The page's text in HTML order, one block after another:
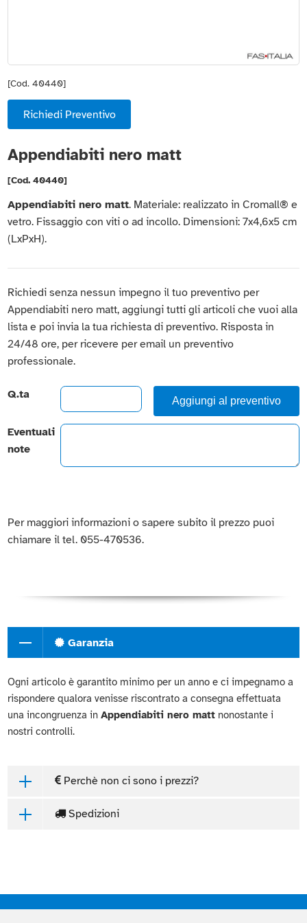
[Cod. 40440]
Richiedi Preventivo
Appendiabiti nero matt
[Cod. 40440]
Appendiabiti nero matt. Materiale: realizzato in Cromall® e
vetro. Fissaggio con viti o ad incollo. Dimensioni: 7x4,6x5 cm
(LxPxH).
Richiedi senza nessun impegno il tuo preventivo per
Appendiabiti nero matt, aggiungi tutti gli articoli che vuoi alla
lista e poi invia la tua richiesta di preventivo. Risposta in
24/48 ore, per ricevere per email un preventivo
professionale.
Q.ta Aggiungi al preventivo
Eventuali
note
Per maggiori informazioni o sapere subito il prezzo puoi
chiamare il tel. 055-470536.
Garanzia
Ogni articolo è garantito minimo per un anno e ci impegnamo a
rispondere qualora venisse riscontrato a consegna effettuata
una incongruenza inAppendiabiti nero matt nonostante i
nostri controlli.
Perchè non ci sono i prezzi?
Spedizioni